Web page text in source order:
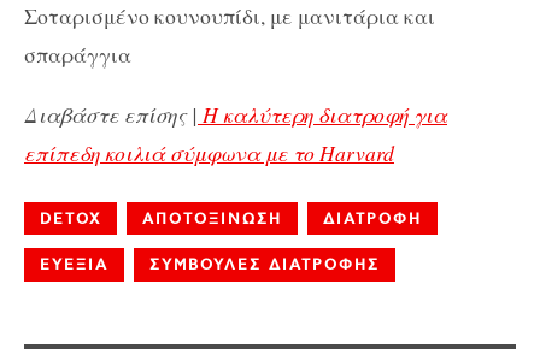
Σοταρισμένο κουνουπίδι, με μανιτάρια και
σπαράγγια
Διαβάστε επίσης | Η καλύτερη διατροφή για
επίπεδη κοιλιά σύμφωνα με το Harvard
DETOX ΑΠΟΤΟΞΙΝΩΣΗ ΔΙΑΤΡΟΦΗ
ΕΥΕΞΙΑ ΣΥΜΒΟΥΛΕΣ ΔΙΑΤΡΟΦΗΣ